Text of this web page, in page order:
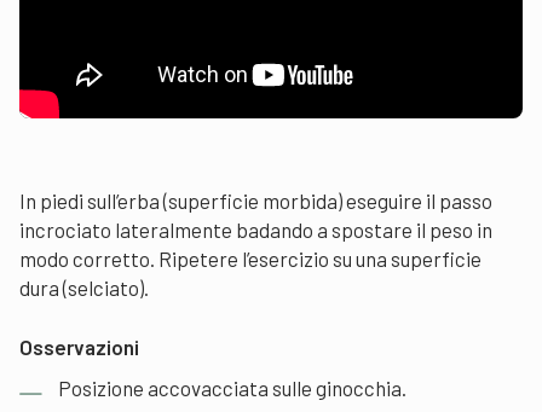
In piedi sull’erba (superficie morbida) eseguire il passo
incrociato lateralmente badando a spostare il peso in
modo corretto. Ripetere l’esercizio su una superficie
dura (selciato).
Osservazioni
Posizione accovacciata sulle ginocchia.